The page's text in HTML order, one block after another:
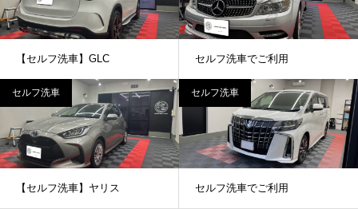
【セルフ洗車】GLC セルフ洗車でご利用
セルフ洗車
【セルフ洗車】ヤリス
セルフ洗車
セルフ洗車でご利用